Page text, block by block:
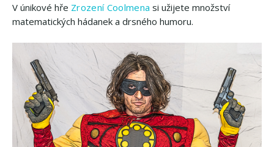
V únikové hře Zrození Coolmena si užijete množství
matematických hádanek a drsného humoru.